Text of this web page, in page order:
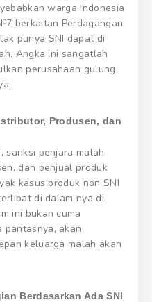
warga Indonesia
berkaitan Perdagangan,
punya SNI dapat di
Angka ini sangatlah
perusahaan gulung
Produsen, dan
sanksi penjara malah
dan penjual produk
kasus produk non SNI
di dalam nya di
ini bukan cuma
pantasnya, akan
keluarga malah akan
Berdasarkan Ada SNI